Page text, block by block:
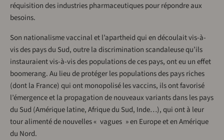
réquisition des industries pharmaceutiques pour répondre aux
besoins.
Son nationalisme vaccinal et l’apartheid qui en découlait vis-à-
vis des pays du Sud, outre la discrimination scandaleuse qu’ils
instauraient vis-à-vis des populations de ces pays, ont eu un effet
boomerang. Au lieu de protéger les populations des pays riches
(dont la France) qui ont monopolisé les vaccins, ils ont favorisé
l’émergence et la propagation de nouveaux variants dans les pays
du Sud (Amérique latine, Afrique du Sud, Inde…), qui ont à leur
tour alimenté de nouvelles « vagues » en Europe et en Amérique
du Nord.